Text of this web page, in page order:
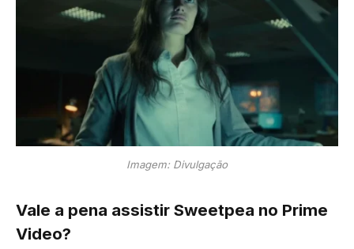
Imagem: Divulgação
Vale a pena assistir Sweetpea no Prime
Video?